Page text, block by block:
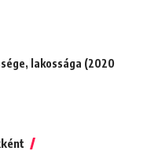
lakossága (2020